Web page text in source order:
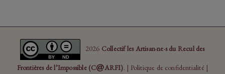
2026 Collectif les Artisan·ne·s du Recul des
Frontières de l’Impossible (C@ARFI). | Politique de confidentialité |